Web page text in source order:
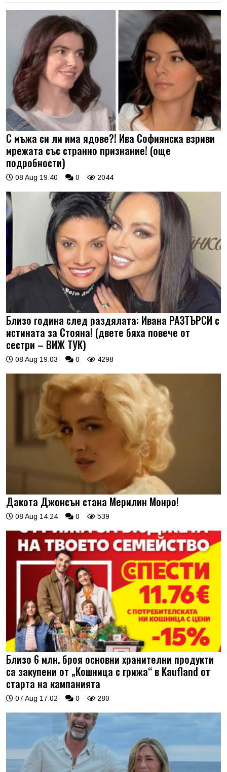
С мъжа си ли има ядове?! Ива Софиянска взриви
мрежата със странно признание! (още
подробности)
08 Aug 19:40 0 2044
Близо година след раздялата: Ивана РАЗТЪРСИ с
истината за Стояна! (двете бяха повече от
сестри – ВИЖ ТУК)
08 Aug 19:03 0 4298
Дакота Джонсън стана Мерилин Монро!
08 Aug 14:24 0 539
Близо 6 млн. броя основни хранителни продукти
са закупени от „Кошница с грижа“ в Kaufland от
старта на кампанията
07 Aug 17:02 0 280